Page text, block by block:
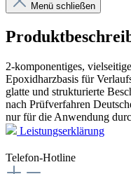
Menü schließen
2-komponentiges,
Epoxidharzbasis für
glatte und strukturierte
nach Prüfverfahren
nur für die Anwendung
Leistungserklärung
Telefon-Hotline